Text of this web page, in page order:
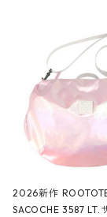
2026新作
SACOCHE 3587 LT.